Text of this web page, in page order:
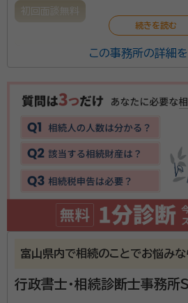
初回面談無料
当事務所は不動産と相続に関する
手続では問題になりやすい土地
談も幅広くお受けしております。
この事務所の詳細
富山県内で相続のことでお悩みな
行政書士・相続診断士事務